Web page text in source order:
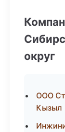
округ
ООО
Кызыл